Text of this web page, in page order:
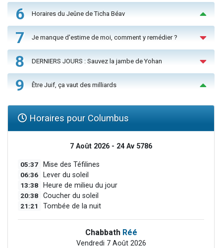
6 Horaires du Jeûne de Ticha Béav
7 Je manque d'estime de moi, comment y remédier ?
8 DERNIERS JOURS : Sauvez la jambe de Yohan
9 Être Juif, ça vaut des milliards
Horaires pour Columbus
7 Août 2026 - 24 Av 5786
05:37 Mise des Téfilines
06:36 Lever du soleil
13:38 Heure de milieu du jour
20:38 Coucher du soleil
21:21 Tombée de la nuit
Chabbath Réé
Vendredi 7 Août 2026